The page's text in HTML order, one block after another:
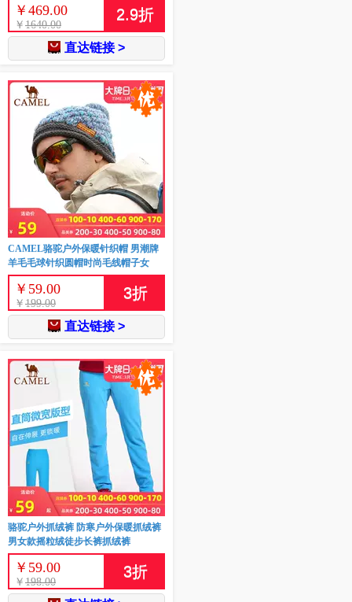
￥ 469.00
￥ 1640.00
2.9折
直达链接 >
CAMEL骆驼户外保暖针织帽 男潮牌
羊毛毛球针织圆帽时尚毛线帽子女
￥ 59.00
￥ 199.00
3折
直达链接 >
骆驼户外抓绒裤 防寒户外保暖抓绒裤
男女款摇粒绒徒步长裤抓绒裤
￥ 59.00
￥ 198.00
3折